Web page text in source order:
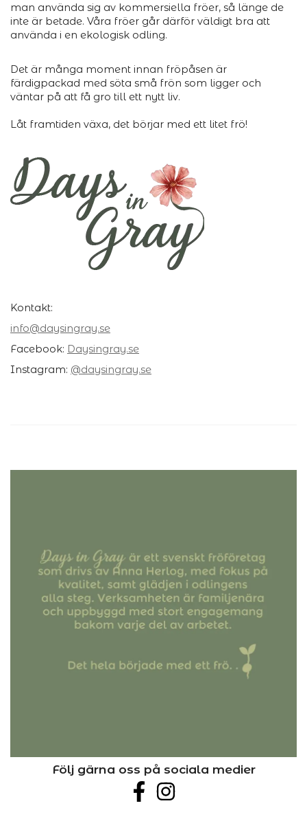
man använda sig av kommersiella fröer, så länge de
inte är betade. Våra fröer går därför väldigt bra att
använda i en ekologisk odling.
Det är många moment innan fröpåsen är
färdigpackad med söta små frön som ligger och
väntar på att få gro till ett nytt liv.
Låt framtiden växa, det börjar med ett litet frö!
Kontakt:
info@daysingray.se
Facebook: Daysingray.se
Instagram: @daysingray.se
Följ gärna oss på sociala medier